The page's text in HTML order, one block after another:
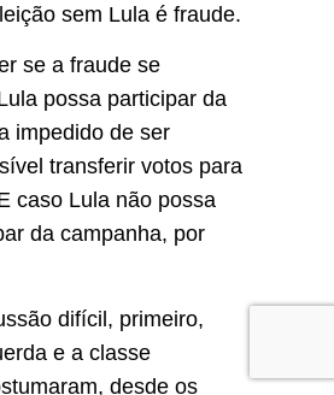
sem Lula é fraude.
se a fraude se
possa participar da
impedido de ser
transferir votos para
caso Lula não possa
da campanha, por
difícil, primeiro,
e a classe
desde os